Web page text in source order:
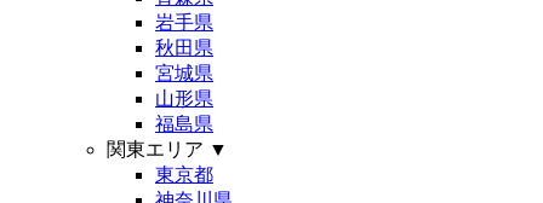
岩手県
秋田県
宮城県
山形県
福島県
関東エリア ▼
東京都